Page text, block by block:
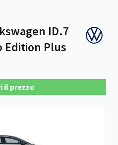
ID.7
Edition Plus
il prezzo